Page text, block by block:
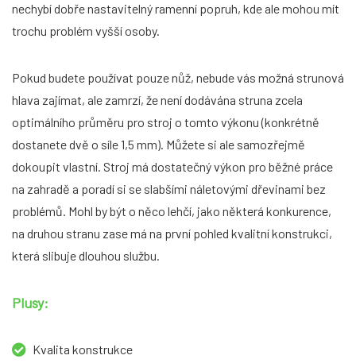
nechybí dobře nastavitelný ramenní popruh, kde ale mohou mít
trochu problém vyšší osoby.
Pokud budete používat pouze nůž, nebude vás možná strunová
hlava zajímat, ale zamrzí, že není dodávána struna zcela
optimálního průměru pro stroj o tomto výkonu (konkrétně
dostanete dvě o síle 1,5 mm). Můžete si ale samozřejmě
dokoupit vlastní. Stroj má dostatečný výkon pro běžné práce
na zahradě a poradí si se slabšími náletovými dřevinami bez
problémů. Mohl by být o něco lehčí, jako některá konkurence,
na druhou stranu zase má na první pohled kvalitní konstrukci,
která slibuje dlouhou službu.
Plusy:
Kvalita konstrukce